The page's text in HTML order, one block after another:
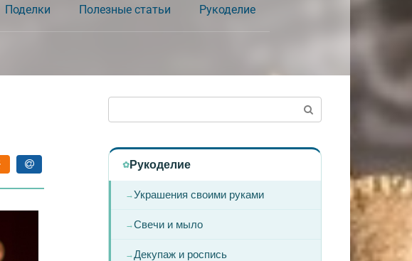
Поделки Полезные статьи Рукоделие
Рукоделие
Украшения своими руками
Свечи и мыло
Декупаж и роспись